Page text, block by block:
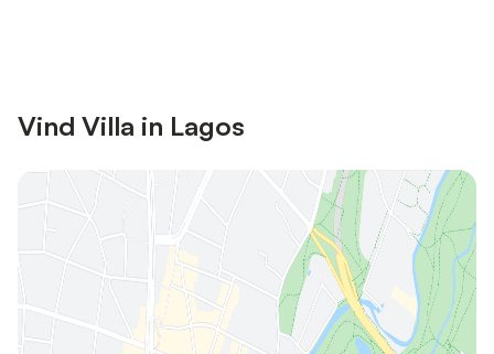
Vind Villa in Lagos